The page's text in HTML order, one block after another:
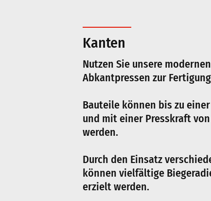
Kanten
Nutzen Sie unsere
Abkantpressen zur
Bauteile können bis zu
und mit einer Presskraft
werden.
Durch den Einsatz
können vielfältige
erzielt werden.